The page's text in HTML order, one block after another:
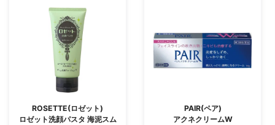
ROSETTE(ロゼット)
ロゼット洗顔パスタ 海泥スム
PAIR(ペア)
アクネクリームW